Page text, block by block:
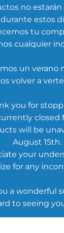
no
durante estos
tu
cualquier
un verano
volver a
you for
closed
will be
August 15th.
your
for any
a wonderful
to seeing